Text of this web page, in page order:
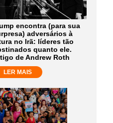
encontra (para sua
adversários à
no Irã: líderes tão
quanto ele.
de Andrew Roth
LER MAIS